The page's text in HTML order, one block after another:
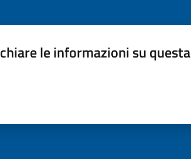
le informazioni su questa